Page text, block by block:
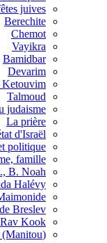
juives
Berechite
Chemot
Vayikra
Bamidbar
Devarim
Talmoud
judaisme
La prière
d'Israël
politique
famille
B. Noah
Halévy
Breslev
Rav Kook
(Rav Askenazi (Manitou